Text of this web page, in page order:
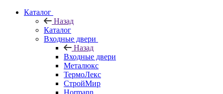
Каталог
Назад
Каталог
Входные двери
Назад
Входные двери
Металюкс
ТермоЛекс
СтройМир
Hormann